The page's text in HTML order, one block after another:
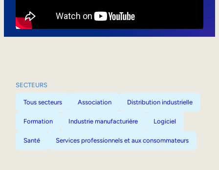
SECTEURS
Tous secteurs Association Distribution industrielle
Formation Industrie manufacturière Logiciel
Santé Services professionnels et aux consommateurs